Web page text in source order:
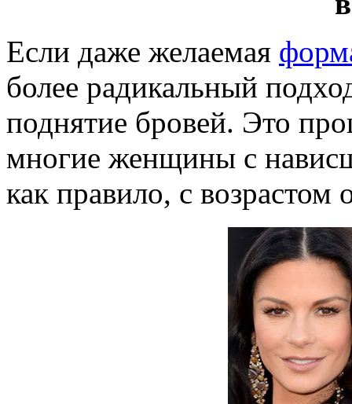
Если даже желаемая
более радикальный
поднятие бровей. Это
многие женщины с
как правило, с возрастом